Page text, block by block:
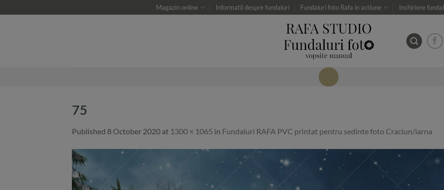
to
Magazin online Informatii despre fundaluri Fundaluri foto Rafa in actiune Inchiriere fundal
75
Published 8 October 2020 at 1300 × 1065 in Fundaluri RAFA PVC printat pentru sedinte foto Craciun/iarna